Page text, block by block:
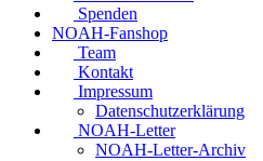
Spenden
NOAH-Fanshop
Team
Kontakt
Impressum
Datenschutzerklärung
NOAH-Letter
NOAH-Letter-Archiv